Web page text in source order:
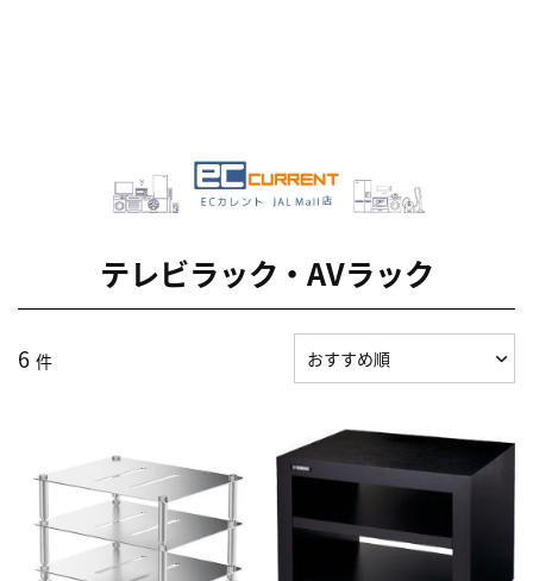
テレビラック・AVラック
6 件